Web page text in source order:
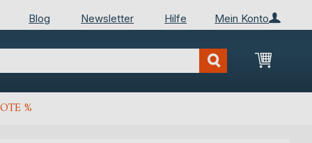
Mein Konto
Blog Newsletter Hilfe
Mein
%